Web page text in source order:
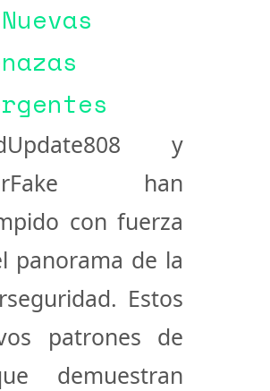
y
han
con fuerza
panorama de la
Estos
patrones de
demuestran